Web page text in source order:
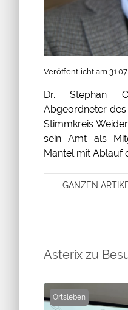
Veröffentlicht am
Dr. Stephan
Abgeordneter
Stimmkreis
sein Amt als
Mantel mit Ablauf
GANZEN
Asterix zu
Ortsleben